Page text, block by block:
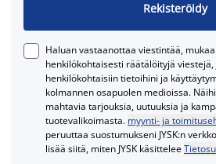
Rekisteröidy
Haluan vastaanottaa viestintää,
henkilökohtaisesti räätälöityjä
henkilökohtaisiin tietoihini ja
kolmannen osapuolen medioissa.
mahtavia tarjouksia, uutuuksia ja
tuotevalikoimasta. myynti- ja
peruuttaa suostumukseni JYSK:n
lisää siitä, miten JYSK käsittelee